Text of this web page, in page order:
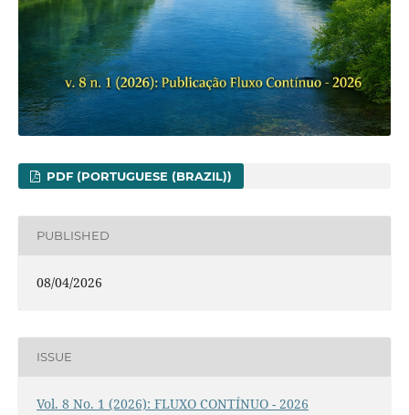
PDF (PORTUGUESE (BRAZIL))
PUBLISHED
08/04/2026
ISSUE
Vol. 8 No. 1 (2026): FLUXO CONTÍNUO - 2026